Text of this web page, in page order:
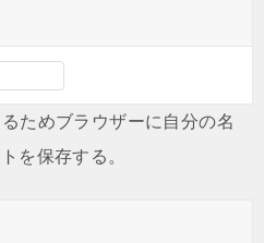
ためブラウザーに自分の名
を保存する。